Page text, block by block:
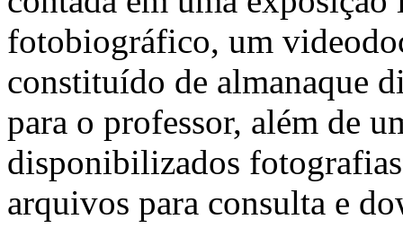
fotobiográfico, um
constituído de almanaque
para o professor, além de
disponibilizados
arquivos para consulta e